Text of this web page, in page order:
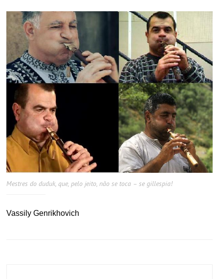
Mestres do duduk, que, pelo jeito, não se toca – se gillespia!
Vassily Genrikhovich